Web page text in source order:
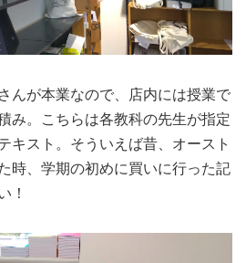
んが本業なので、店内には授業で
み。こちらは各教科の先生が指定
キスト。そういえば昔、オースト
時、学期の初めに買いに行った記
！